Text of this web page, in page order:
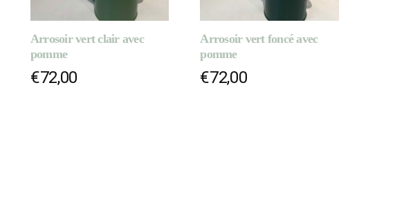
Arrosoir vert clair avec
pomme
€72,00
Arrosoir vert foncé avec
pomme
€72,00